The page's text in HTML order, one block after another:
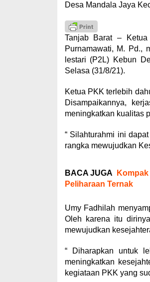
Desa Mandala Jaya
Tanjab Barat –
Purnamawati, M. Pd.,
lestari (P2L) Kebun
Selasa (31/8/21).
Ketua PKK terlebih
Disampaikannya,
meningkatkan kualitas
“ Silahturahmi ini
rangka mewujudkan
BACA JUGA
Peliharaan Ternak
Umy Fadhilah
Oleh karena itu
mewujudkan
“ Diharapkan untuk
meningkatkan
kegiataan PKK yang